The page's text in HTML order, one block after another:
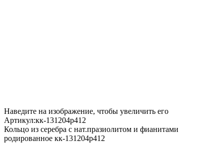
Наведите на изображение, чтобы увеличить его
Артикул:кк-131204р412
Кольцо из серебра с нат.празиолитом и фианитами
родированное кк-131204р412